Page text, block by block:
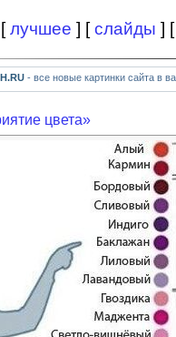
лучшее ] [слайды ] [
- все новые картинки сайта в
цвета»